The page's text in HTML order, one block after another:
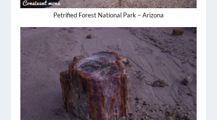
Petrified Forest National Park – Arizona